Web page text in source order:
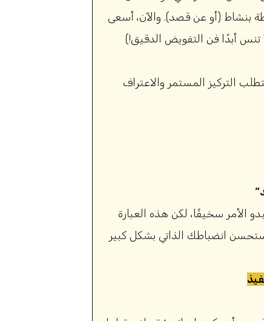
بنشاط (أو عن قصد). والآن، أسعى
تنس أبدًا فن التفويض الدقيق!)
التركيز المستمر والاعتراف
الأمر سخيفًا، لكن هذه العبارة